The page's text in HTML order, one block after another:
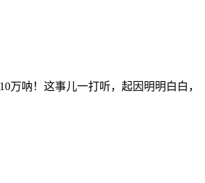
呐！这事儿一打听，起因明明白白，